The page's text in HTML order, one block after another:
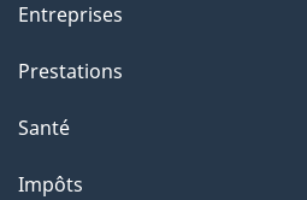
Entreprises
Prestations
Santé
Impôts